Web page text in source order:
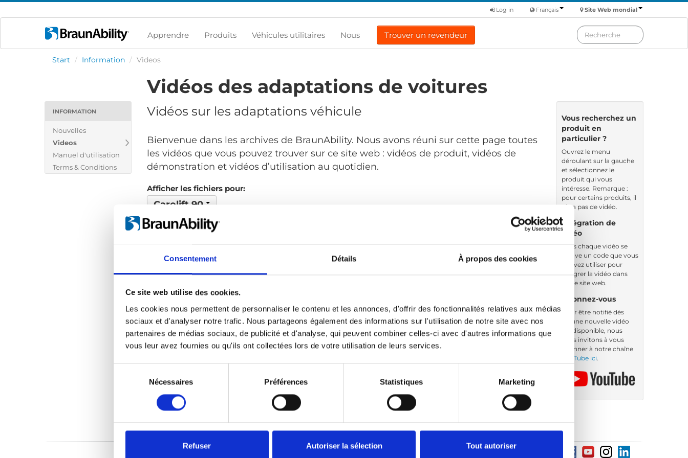
Consentement Détails À propos des cookies
Ce site web utilise des cookies.
Les cookies nous permettent de personnaliser le contenu et les annonces, d'offrir des fonctionnalités relatives aux médias
sociaux et d'analyser notre trafic. Nous partageons également des informations sur l'utilisation de notre site avec nos
partenaires de médias sociaux, de publicité et d'analyse, qui peuvent combiner celles-ci avec d'autres informations que
vous leur avez fournies ou qu'ils ont collectées lors de votre utilisation de leurs services.
consentement
Nécessaires Préférences Statistiques Marketing
Refuser Autoriser la sélection Tout autoriser
Site Web mondial
Français
Log in
Apprendre Produits Véhicules utilitaires Nous Trouver un revendeur
Start / Information / Videos
INFORMATION
Nouvelles
Videos
Manuel d'utilisation
Terms & Conditions
Vidéos des adaptations de voitures
Vidéos sur les adaptations véhicule
Bienvenue dans les archives de BraunAbility. Nous avons réuni sur cette page toutes
les vidéos que vous pouvez trouver sur ce site web : vidéos de produit, vidéos de
démonstration et vidéos d’utilisation au quotidien.
Afficher les fichiers pour:
Carolift 90
Aucun fichier trouvé... Commandé par: Nom de fichier
Précédent 1
Vous recherchez un
produit en
particulier ?
Ouvrez le menu
déroulant sur la gauche
et sélectionnez le
produit qui vous
intéresse. Remarque :
pour certains produits, il
n’y a pas de vidéo.
Intégration de
vidéo
Sous chaque vidéo se
trouve un code que vous
pouvez utiliser pour
intégrer la vidéo dans
votre site web.
Abonnez-vous
Pour être notifié dès
qu’une nouvelle vidéo
est disponible, nous
vous invitons à vous
abonner à notre chaîne
YouTube ici.